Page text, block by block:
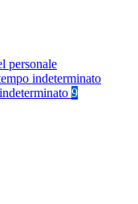
personale
indeterminato
9